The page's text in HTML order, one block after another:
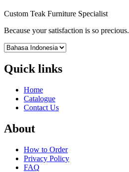
Custom Teak Furniture Specialist
Because your satisfaction is so precious.
Quick links
Home
Catalogue
Contact Us
About
How to Order
Privacy Policy
FAQ